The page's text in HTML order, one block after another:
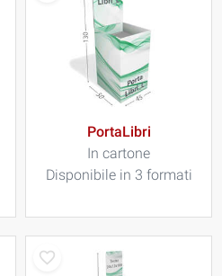
PortaLibri
In cartone
Disponibile in 3 formati